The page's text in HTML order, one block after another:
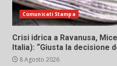
Comunicati Stampa
Crisi idrica a Ravanusa,
Italia): “Giusta la decisione
8 Agosto 2026